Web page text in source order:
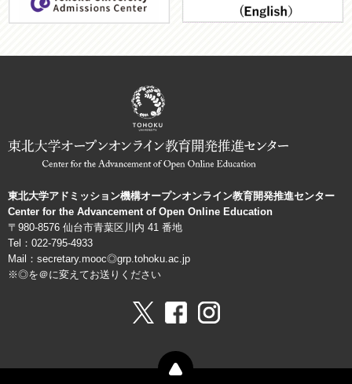
構
東北大学アドミッション機構オープンオンライン教育開発推進センター
Center for the Advancement of Open Online Education
〒980-8576 仙台市青葉区川内 41 番地
Tel：022-795-4933
Mail：secretary.mooc◎grp.tohoku.ac.jp
※◎を＠に変えてお送りください